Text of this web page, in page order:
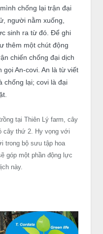
chống lại trận đại
người nằm xuống,
sinh ra từ đó. Để ghi
thêm một chút động
chiến chống đại dịch
gọi An-covi. An là từ viết
chống lại; covi là đại
tại Thiên Lý farm, cây
cây thứ 2. Hy vọng với
trong bộ sưu tập hoa
góp một phần động lực
này.